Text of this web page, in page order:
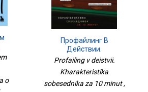
О
o
Профайлинг В
Действии.
Характеристика
Собеседника За 10
Минут
Profailing v deistvii.
Kharakteristika
sobesednika za 10 minut ,